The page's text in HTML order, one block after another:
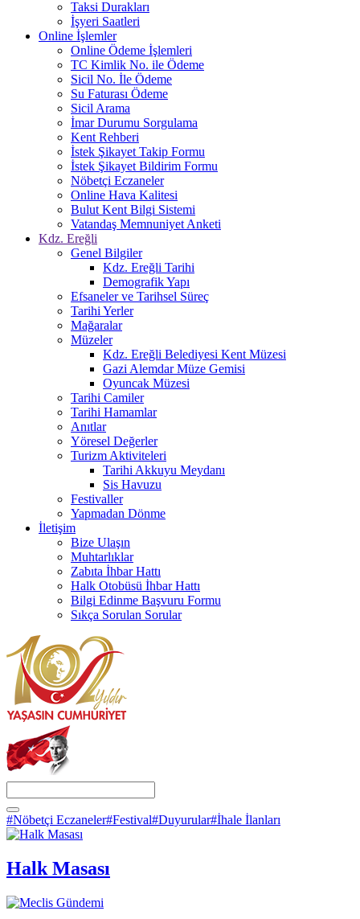
Taksi Durakları
İşyeri Saatleri
Online İşlemler
Online Ödeme İşlemleri
TC Kimlik No. ile Ödeme
Sicil No. İle Ödeme
Su Faturası Ödeme
Sicil Arama
İmar Durumu Sorgulama
Kent Rehberi
İstek Şikayet Takip Formu
İstek Şikayet Bildirim Formu
Nöbetçi Eczaneler
Online Hava Kalitesi
Bulut Kent Bilgi Sistemi
Vatandaş Memnuniyet Anketi
Kdz. Ereğli
Genel Bilgiler
Kdz. Ereğli Tarihi
Demografik Yapı
Efsaneler ve Tarihsel Süreç
Tarihi Yerler
Mağaralar
Müzeler
Kdz. Ereğli Belediyesi Kent Müzesi
Gazi Alemdar Müze Gemisi
Oyuncak Müzesi
Tarihi Camiler
Tarihi Hamamlar
Anıtlar
Yöresel Değerler
Turizm Aktiviteleri
Tarihi Akkuyu Meydanı
Sis Havuzu
Festivaller
Yapmadan Dönme
İletişim
Bize Ulaşın
Muhtarlıklar
Zabıta İhbar Hattı
Halk Otobüsü İhbar Hattı
Bilgi Edinme Başvuru Formu
Sıkça Sorulan Sorular
#Nöbetçi Eczaneler#Festival#Duyurular#İhale İlanları
Halk Masası